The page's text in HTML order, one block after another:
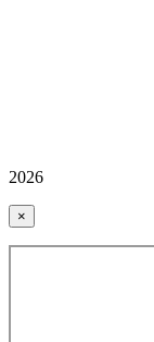
2026
×